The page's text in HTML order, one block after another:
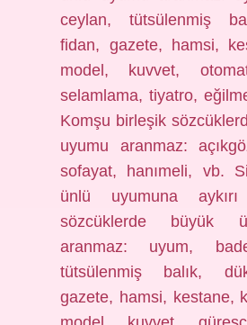
ceylan, tütsülenmiş
fidan, gazete, hamsi,
model, kuvvet,
selamlama, tiyatro,
Komşu birleşik
uyumu aranmaz:
sofayat, hanımeli, vb.
ünlü uyumuna aykırı
sözcüklerde büyük
aranmaz: uyum,
tütsülenmiş balık,
gazete, hamsi, kestane,